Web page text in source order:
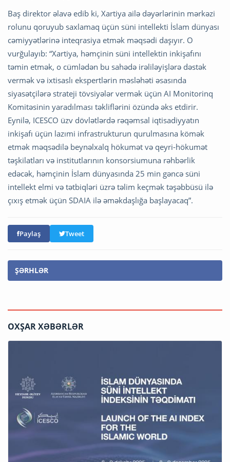
Baş direktor əlavə edib ki, Xartiya ailə dəyərlərinin mərkəzi
rolunu qoruyub saxlamaq üçün süni intellekti İslam dünyası
cəmiyyətlərinə inteqrasiya etmək məqsədi daşıyır. O
vurğulayıb: “Xartiya, həmçinin süni intellektin inkişafını
təmin etmək, o cümlədən bu sahədə irəliləyişlərə dəstək
vermək və ixtisaslı ekspertlərin məsləhəti əsasında
siyasətçilərə strateji tövsiyələr vermək üçün AI Monitorinq
Komitəsinin yaradılması təkliflərini özündə əks etdirir.
Eynilə, ICESCO üzv dövlətlərdə rəqəmsal iqtisadiyyatın
inkişafı üçün lazımi infrastrukturun qurulmasına kömək
etmək məqsədilə beynəlxalq hökumət və qeyri-hökumət
təşkilatları və institutlarının konsorsiumuna rəhbərlik
edəcək, həmçinin İslam dünyasında 25 min gəncə süni
intellekt elmi və tətbiqləri üzrə təlim keçmək təşəbbüsü ilə
çıxış etmək üçün SDAIA ilə əməkdaşlığa başlayacaq”.
Paylaş Tweet
ŞƏRHLƏR
OXŞAR XƏBƏRLƏR